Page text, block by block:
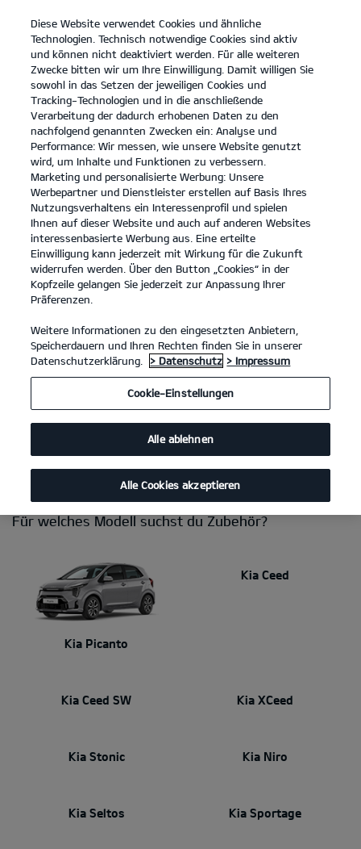
open
menu
KONTAKT
KIA ZUBEHÖR
KIA ZUBEHÖR
KIA ORIGINALZUBEHÖR – DAMIT DEIN AUTO ZU DIR
PASST.
Du brauchst eine Anhängerkupplung, willst das Interieur
persönlicher gestalten, Fahrräder transportieren oder einen sicheren
Auto perfekt auf deinen Alltag ab. Dabei kannst du dich immer auf
makellose Qualität und Passgenauigkeit verlassen. Dein Kia Händler
berät dich gerne!
Für welches Modell suchst du Zubehör?
Kia Picanto
Kia Ceed
Kia Ceed SW Kia XCeed
Kia Stonic Kia Niro
Kia Seltos Kia Sportage
Diese Website verwendet Cookies und ähnliche
Technologien. Technisch notwendige Cookies sind aktiv
und können nicht deaktiviert werden. Für alle weiteren
Zwecke bitten wir um Ihre Einwilligung. Damit willigen Sie
sowohl in das Setzen der jeweiligen Cookies und
Tracking-Technologien und in die anschließende
Verarbeitung der dadurch erhobenen Daten zu den
nachfolgend genannten Zwecken ein: Analyse und
Performance: Wir messen, wie unsere Website genutzt
wird, um Inhalte und Funktionen zu verbessern.
Marketing und personalisierte Werbung: Unsere
Werbepartner und Dienstleister erstellen auf Basis Ihres
Nutzungsverhaltens ein Interessenprofil und spielen
Ihnen auf dieser Website und auch auf anderen Websites
interessenbasierte Werbung aus. Eine erteilte
Einwilligung kann jederzeit mit Wirkung für die Zukunft
widerrufen werden. Über den Button „Cookies“ in der
Kopfzeile gelangen Sie jederzeit zur Anpassung Ihrer
Präferenzen.
Weitere Informationen zu den eingesetzten Anbietern,
Speicherdauern und Ihren Rechten finden Sie in unserer
Datenschutzerklärung.
> Datenschutz > Impressum
Cookie-Einstellungen
Alle ablehnen
Alle Cookies akzeptieren